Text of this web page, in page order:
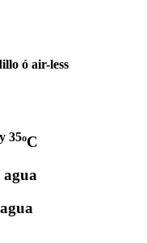
ó air-less
35ºC
agua